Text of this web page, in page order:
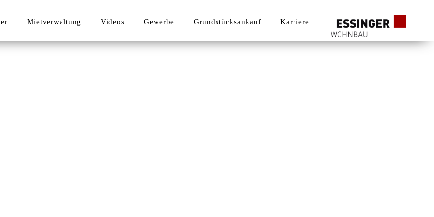
Mietverwaltung Videos Gewerbe Grundstücksankauf Karriere